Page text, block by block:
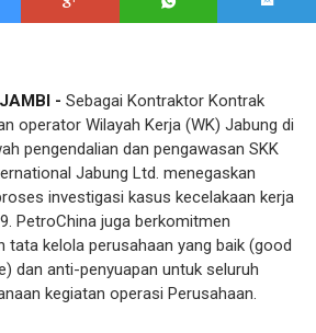
- Sebagai Kontraktor Kontrak
operator Wilayah Kerja (WK) Jabung di
pengendalian dan pengawasan SKK
Jabung Ltd. menegaskan
investigasi kasus kecelakaan kerja
PetroChina juga berkomitmen
tata kelola perusahaan yang baik (good
dan anti-penyuapan untuk seluruh
kegiatan operasi Perusahaan.